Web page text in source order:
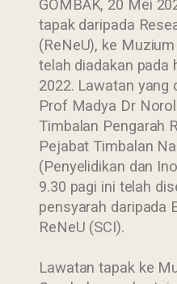
GOMBAK, 20 Mei
tapak daripada
(ReNeU), ke
telah diadakan pada
2022. Lawatan yang
Prof Madya Dr
Timbalan Pengarah
Pejabat Timbalan
(Penyelidikan dan
9.30 pagi ini telah
pensyarah daripada
ReNeU (SCI).
Lawatan tapak ke